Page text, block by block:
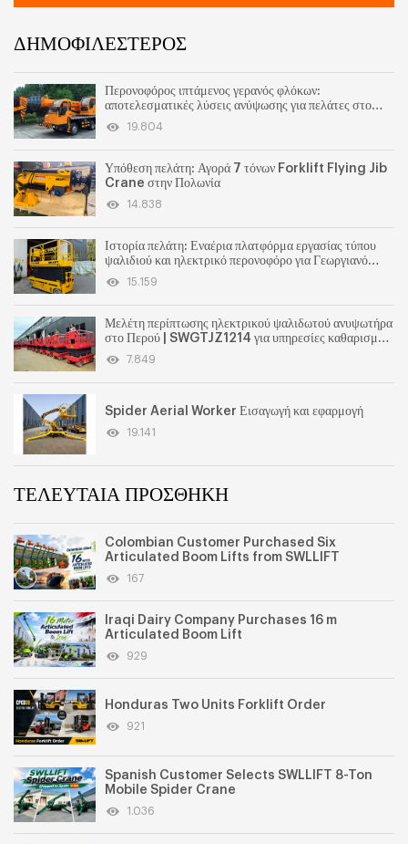
ΔΗΜΟΦΙΛΕΣΤΕΡΟΣ
Περονοφόρος ιπτάμενος γερανός φλόκων:
αποτελεσματικές λύσεις ανύψωσης για πελάτες στο
Ηνωμένο Βασίλειο
19.804
Υπόθεση πελάτη: Αγορά 7 τόνων Forklift Flying Jib
Crane στην Πολωνία
14.838
Ιστορία πελάτη: Εναέρια πλατφόρμα εργασίας τύπου
ψαλιδιού και ηλεκτρικό περονοφόρο για Γεωργιανό
πελάτη15.159
Μελέτη περίπτωσης ηλεκτρικού ψαλιδωτού ανυψωτήρα
στο Περού | SWGTJZ1214 για υπηρεσίες καθαρισμού
βιομηχανικών πάρκων
7.849
Spider Aerial Worker Εισαγωγή και εφαρμογή
19.141
ΤΕΛΕΥΤΑΙΑ ΠΡΟΣΘΗΚΗ
Colombian Customer Purchased Six
Articulated Boom Lifts from SWLLIFT
167
Iraqi Dairy Company Purchases 16 m
Articulated Boom Lift
929
Honduras Two Units Forklift Order
921
Spanish Customer Selects SWLLIFT 8-Ton
Mobile Spider Crane
1.036